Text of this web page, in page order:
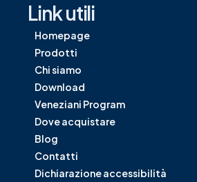
Link utili
Homepage
Prodotti
Chi siamo
Download
Veneziani Program
Dove acquistare
Blog
Contatti
Dichiarazione accessibilità